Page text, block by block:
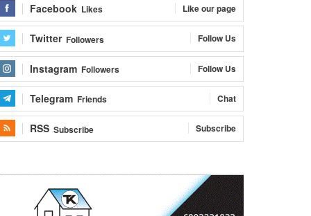
Facebook Likes Like our page
Twitter Followers Follow Us
Instagram Followers Follow Us
Telegram Friends Chat
RSS Subscribe Subscribe